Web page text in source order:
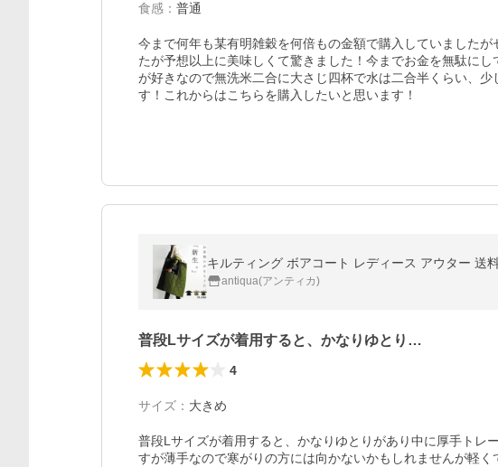
食感 ： 普通
今まで何年も某有明雑穀を何倍もの金額で購入していました
たが予想以上に美味しくて驚きました！今までお金を無駄に
が好きなので無洗米二合に大さじ四杯で水は二合半くらい、
す！これからはこちらを購入したいと思います！
キルティング ボアコート レディース アウター 送
antiqua(アンティカ)
普段Lサイズが着用すると、かなりゆとり…
4
サイズ ： 大きめ
普段Lサイズが着用すると、かなりゆとりがあり中に厚手トレ
すが薄手なので寒がりの方には向かないかもしれませんが軽